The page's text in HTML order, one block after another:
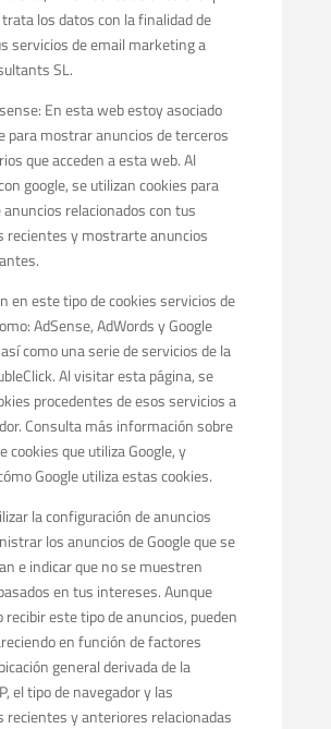
los datos con la finalidad de
servicios de email marketing a
SL.
En esta web estoy asociado
para mostrar anuncios de terceros
que acceden a esta web. Al
google, se utilizan cookies para
relacionados con tus
recientes y mostrarte anuncios
en este tipo de cookies servicios de
AdSense, AdWords y Google
como una serie de servicios de la
Al visitar esta página, se
procedentes de esos servicios a
Consulta más información sobre
cookies que utiliza Google, y
Google utiliza estas cookies.
la configuración de anuncios
los anuncios de Google que se
e indicar que no se muestren
en tus intereses. Aunque
recibir este tipo de anuncios, pueden
en función de factores
general derivada de la
el tipo de navegador y las
recientes y anteriores relacionadas